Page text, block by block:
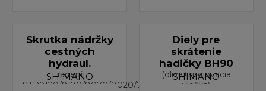
Skrutka nádržky
cestných
hydraul.
radení
STR9120/9170/8070/8020/7020/7025
SHIMANO
Diely pre
skrátenie
hadičky BH90
(oliva+spojovacia
vložka)
SHIMANO